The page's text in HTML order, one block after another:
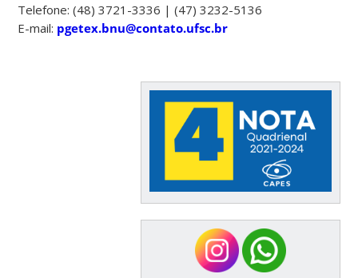
Telefone: (48) 3721-3336 | (47) 3232-5136
E-mail: pgetex.bnu@contato.ufsc.br